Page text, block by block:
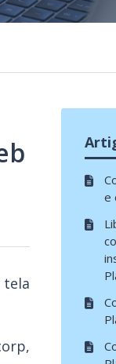
e
tela